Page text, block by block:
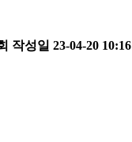
작성일 23-04-20 10:16